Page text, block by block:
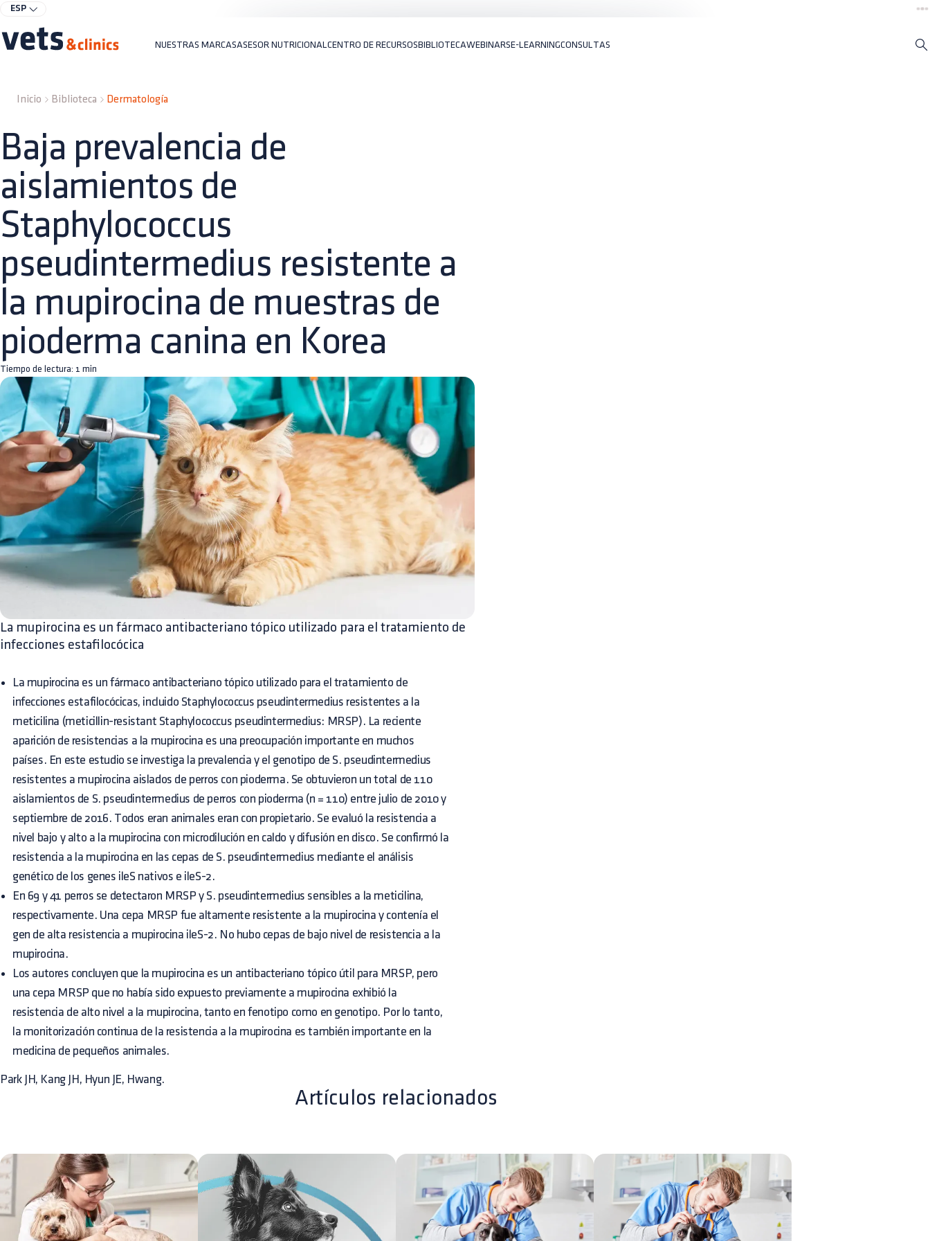
ESP
NUESTRAS MARCASASESOR NUTRICIONAL CENTRO DE RECURSOSBIBLIOTECAWEBINARSE-LEARNINGCONSULTAS
Inicio Biblioteca Dermatología
Baja prevalencia de
aislamientos de
Staphylococcus
pseudintermedius resistente a
la mupirocina de muestras de
pioderma canina en Korea
Tiempo de lectura: 1 min
La mupirocina es un fármaco antibacteriano tópico utilizado para el tratamiento de
infecciones estafilocócica
La mupirocina es un fármaco antibacteriano tópico utilizado para el tratamiento de
infecciones estafilocócicas, incluido Staphylococcus pseudintermedius resistentes a la
meticilina (meticillin-resistant Staphylococcus pseudintermedius: MRSP). La reciente
aparición de resistencias a la mupirocina es una preocupación importante en muchos
países. En este estudio se investiga la prevalencia y el genotipo de S. pseudintermedius
resistentes a mupirocina aislados de perros con pioderma. Se obtuvieron un total de 110
aislamientos de S. pseudintermedius de perros con pioderma (n = 110) entre julio de 2010 y
septiembre de 2016. Todos eran animales eran con propietario. Se evaluó la resistencia a
nivel bajo y alto a la mupirocina con microdilución en caldo y difusión en disco. Se confirmó la
resistencia a la mupirocina en las cepas de S. pseudintermedius mediante el análisis
genético de los genes ileS nativos e ileS-2.
En 69 y 41 perros se detectaron MRSP y S. pseudintermedius sensibles a la meticilina,
respectivamente. Una cepa MRSP fue altamente resistente a la mupirocina y contenía el
gen de alta resistencia a mupirocina ileS-2. No hubo cepas de bajo nivel de resistencia a la
mupirocina.
Los autores concluyen que la mupirocina es un antibacteriano tópico útil para MRSP, pero
una cepa MRSP que no había sido expuesto previamente a mupirocina exhibió la
resistencia de alto nivel a la mupirocina, tanto en fenotipo como en genotipo. Por lo tanto,
la monitorización continua de la resistencia a la mupirocina es también importante en la
medicina de pequeños animales.
Park JH, Kang JH, Hyun JE, Hwang.
Artículos relacionados